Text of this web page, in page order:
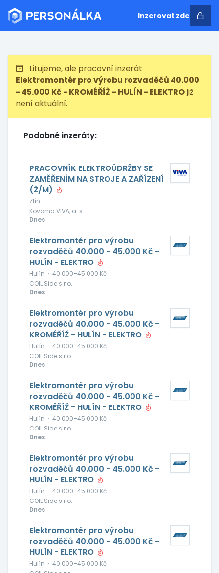
Inzerovat zde
Litujeme, ale pracovní inzerát
Elektromontér pro výrobu rozvaděčů 40.000
- 45.000 Kč - KROMÉŘÍŽ - HULÍN - ELEKTROjiž
není aktuální.
Podobné inzeráty:
PRACOVNÍK ELEKTROÚDRŽBY SE
ZAMĚŘENÍM NA STROJE A ZAŘÍZENÍ
(Ž/M)
Zlín
Kovárna VIVA, a. s.
Dnes
Elektromontér pro výrobu
rozvaděčů 40.000 - 45.000 Kč -
HULÍN - ELEKTRO
Hulín · 40 000–45 000 Kč
COIL Side s.r.o.
Dnes
Elektromontér pro výrobu
rozvaděčů 40.000 - 45.000 Kč -
KROMÉŘÍŽ - HULÍN - ELEKTRO
Hulín · 40 000–45 000 Kč
COIL Side s.r.o.
Dnes
Elektromontér pro výrobu
rozvaděčů 40.000 - 45.000 Kč -
KROMÉŘÍŽ - HULÍN - ELEKTRO
Hulín · 40 000–45 000 Kč
COIL Side s.r.o.
Dnes
Elektromontér pro výrobu
rozvaděčů 40.000 - 45.000 Kč -
HULÍN - ELEKTRO
Hulín · 40 000–45 000 Kč
COIL Side s.r.o.
Dnes
Elektromontér pro výrobu
rozvaděčů 40.000 - 45.000 Kč -
HULÍN - ELEKTRO
Hulín · 40 000–45 000 Kč